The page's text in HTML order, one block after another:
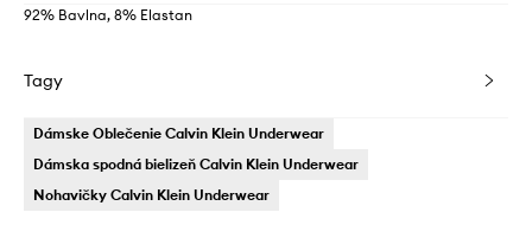
92% Bavlna, 8% Elastan
Tagy
Dámske Oblečenie Calvin Klein Underwear
Dámska spodná bielizeň Calvin Klein Underwear
Nohavičky Calvin Klein Underwear